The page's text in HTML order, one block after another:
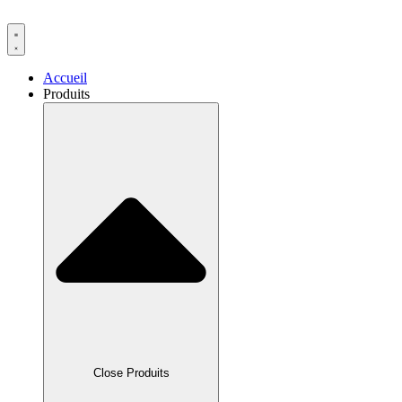
to
content
Accueil
Produits
Close Produits